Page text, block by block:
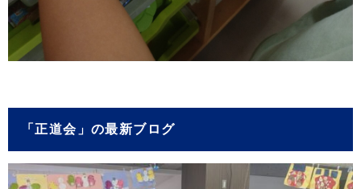
「正道会」の最新ブログ